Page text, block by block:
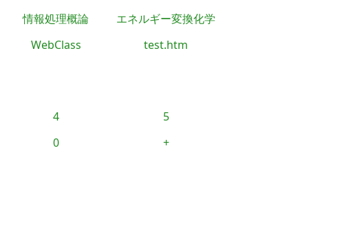
情報処理概論
エネルギー変換化学
WebClass
test.htm
4
5
0
+